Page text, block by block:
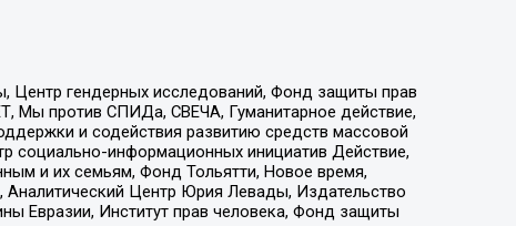
Центр гендерных исследований, Фонд защиты прав
Мы против СПИДа, СВЕЧА, Гуманитарное действие,
и содействия развитию средств массовой
социально-информационных инициатив Действие,
и их семьям, Фонд Тольятти, Новое время,
Аналитический Центр Юрия Левады, Издательство
Евразии, Институт прав человека, Фонд защиты